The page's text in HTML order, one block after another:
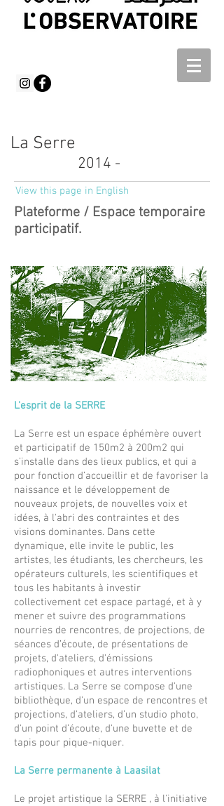
La Serre
2014 -
View this page in English
Plateforme / Espace temporaire
participatif.
L'esprit de la SERRE
La Serre est un espace éphémère ouvert
et participatif de 150m2 à 200m2 qui
s’installe dans des lieux publics, et qui a
pour fonction d’accueillir et de favoriser la
naissance et le développement de
nouveaux projets, de nouvelles voix et
idées, à l'abri des contraintes et des
visions dominantes. Dans cette
dynamique, elle invite le public, les
artistes, les étudiants, les chercheurs, les
opérateurs culturels, les scientifiques et
tous les habitants à investir
collectivement cet espace partagé, et à y
mener et suivre des programmations
nourries de rencontres, de projections, de
séances d’écoute, de présentations de
projets, d'ateliers, d'émissions
radiophoniques et autres interventions
artistiques. La Serre se compose d'une
bibliothèque, d'un espace de rencontres et
projections, d'ateliers, d’un studio photo,
d'un point d’écoute, d'une buvette et de
tapis pour pique-niquer.
La Serre permanente à Laasilat
Le projet artistique la SERRE , à l'initiative